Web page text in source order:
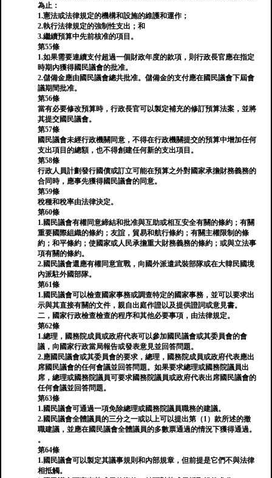
為止：
1.憲法或法律規定的機構和設施的維護和運作；
2.執行法律規定的強制性支出；和
3.繼續預算中先前核准的項目。
第55條
1.如果需要連續支付超過一個財政年度的款項，則行政長官應在指定
時期內獲得國民議會的批准。
2.儲備金應由國民議會總共批准。儲備金的支付應在國民議會下屆會
議期間批准。
第56條
當有必要修改預算時，行政長官可以製定補充的修訂預算法案，並將
其提交國民議會。
第57條
國民議會未經行政機關同意，不得在行政機關提交的預算中增加任何
支出項目的總額，也不得創建任何新的支出項目。
第58條
行政人員計劃發行國債或訂立可能在預算之外對國家承擔財務義務的
合同時，應事先獲得國民議會的同意。
第59條
稅種和稅率由法律決定。
第60條
1.國民議會有權同意締結和批准與互助或相互安全有關的條約；有關
重要國際組織的條約；友誼，貿易和航行條約；有關主權限制的條
約；和平條約；使國家或人民承擔重大財務義務的條約；或與立法事
項有關的條約。
2.國民議會還應有權同意宣戰，向國外派遣武裝部隊或在大韓民國境
內派駐外國部隊。
第61條
1.國民議會可以檢查國家事務或調查特定的國家事務，並可以要求出
示與其直接有關的文件，親自出庭作證以及提供證詞或意見書。
二，國家行政檢查檢查的程序和其他必要事項，由法律規定。
第62條
1.總理，國務院成員或政府代表可以參加國民議會或其委員會的會
議，向國家行政當局報告或發表意見並回答問題。
2.應國民議會或其委員會的要求，總理，國務院成員或政府代表應出
席國民議會的任何會議並回答問題。如果要求總理或國務院議員出
席，總理或國務院議員可要求國務院議員或政府代表出席國民議會的
任何會議並回答問題。
第63條
1.國民議會可通過一項免除總理或國務院議員職務的建議。
2.國民議會全體議員的三分之一或以上可以提出第（1）款所述的撤
職建議，並應在國民議會全體議員的多數票通過的情況下獲得通過。
。
第64條
1.國民議會可以製定其議事規則和內部規章，但前提是它們不與法律
相抵觸。